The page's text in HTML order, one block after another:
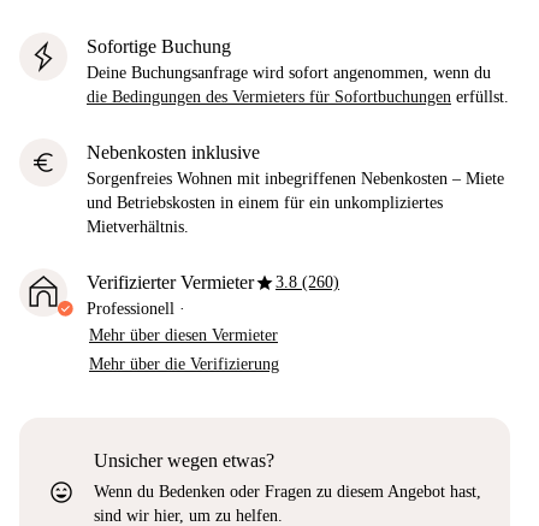
Sofortige Buchung
Deine Buchungsanfrage wird sofort angenommen, wenn du
die Bedingungen des Vermieters für Sofortbuchungen erfüllst.
euro Nebenkosten inklusive
Sorgenfreies Wohnen mit inbegriffenen Nebenkosten – Miete
und Betriebskosten in einem für ein unkompliziertes
Mietverhältnis.
Verifizierter Vermieterstar3.8 (260)
Professionell ·
Mehr über diesen Vermieter
Mehr über die Verifizierung
sentiment_very_satisfied
Unsicher wegen etwas?
Wenn du Bedenken oder Fragen zu diesem Angebot hast,
sind wir hier, um zu helfen.